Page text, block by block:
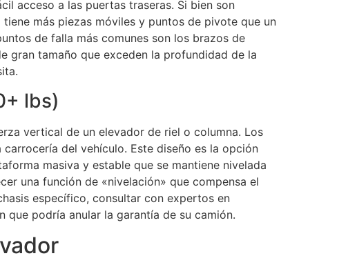
acceso a las puertas traseras. Si bien son
más piezas móviles y puntos de pivote que un
de falla más comunes son los brazos de
gran tamaño que exceden la profundidad de la
lbs)
vertical de un elevador de riel o columna. Los
del vehículo. Este diseño es la opción
masiva y estable que se mantiene nivelada
una función de «nivelación» que compensa el
específico, consultar con expertos en
podría anular la garantía de su camión.